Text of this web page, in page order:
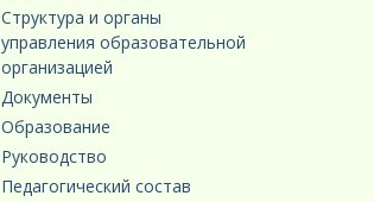
Структура и органы
управления образовательной
организацией
Документы
Образование
Руководство
Педагогический состав